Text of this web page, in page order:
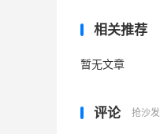
相关推荐
暂无文章
评论 抢沙发